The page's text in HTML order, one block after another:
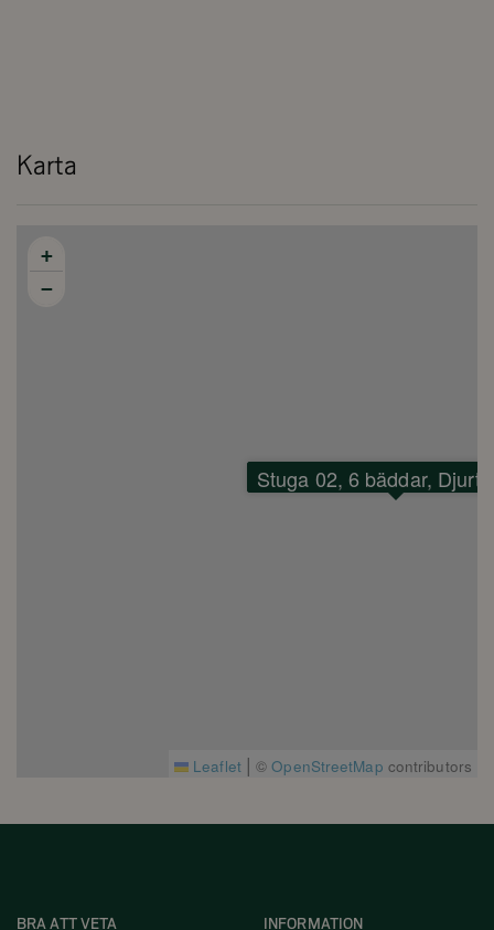
Karta
Stuga 02, 6 bäddar,
+
−
Leaflet | ©OpenStreetMap contributors
BRA ATT VETA INFORMATION